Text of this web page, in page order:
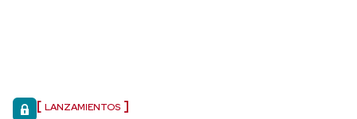
LANZAMIENTOS